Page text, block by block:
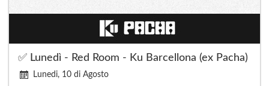
✅ Lunedì - Red Room - Ku Barcellona (ex Pacha)
Lunedi, 10 di Agosto